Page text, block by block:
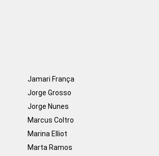
Jamari França
Jorge Grosso
Jorge Nunes
Marcus Coltro
Marina Elliot
Marta Ramos